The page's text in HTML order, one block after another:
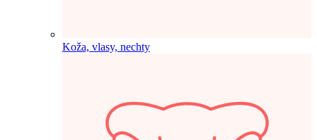
Koža, vlasy, nechty